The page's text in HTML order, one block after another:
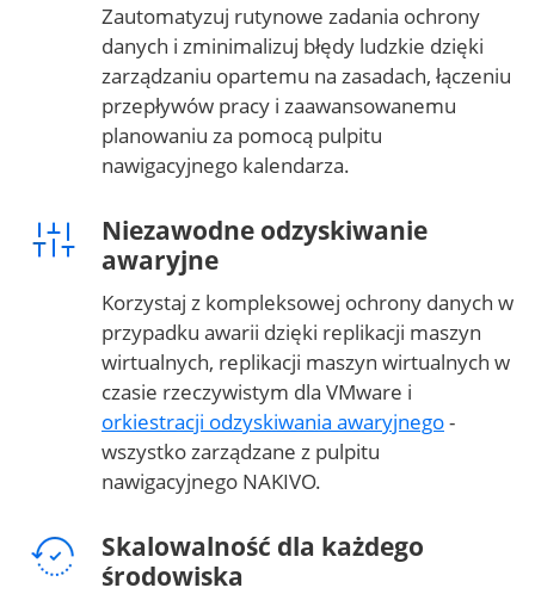
Zautomatyzuj rutynowe zadania ochrony
danych i zminimalizuj błędy ludzkie dzięki
zarządzaniu opartemu na zasadach, łączeniu
przepływów pracy i zaawansowanemu
planowaniu za pomocą pulpitu
nawigacyjnego kalendarza.
Niezawodne odzyskiwanie
awaryjne
Korzystaj z kompleksowej ochrony danych w
przypadku awarii dzięki replikacji maszyn
wirtualnych, replikacji maszyn wirtualnych w
czasie rzeczywistym dla VMware i
orkiestracji odzyskiwania awaryjnego-
wszystko zarządzane z pulpitu
nawigacyjnego NAKIVO.
Skalowalność dla każdego
środowiska